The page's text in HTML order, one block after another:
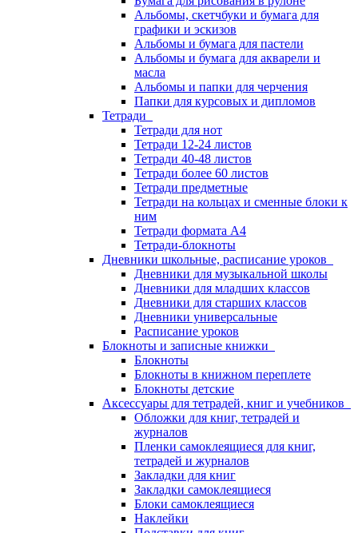
Альбомы, скетчбуки и бумага для
графики и эскизов
Альбомы и бумага для пастели
Альбомы и бумага для акварели и
масла
Альбомы и папки для черчения
Папки для курсовых и дипломов
Тетради
Тетради для нот
Тетради 12-24 листов
Тетради 40-48 листов
Тетради более 60 листов
Тетради предметные
Тетради на кольцах и сменные блоки к
ним
Тетради формата А4
Тетради-блокноты
Дневники школьные, расписание уроков
Дневники для музыкальной школы
Дневники для младших классов
Дневники для старших классов
Дневники универсальные
Расписание уроков
Блокноты и записные книжки
Блокноты
Блокноты в книжном переплете
Блокноты детские
Аксессуары для тетрадей, книг и учебников
Обложки для книг, тетрадей и
журналов
Пленки самоклеящиеся для книг,
тетрадей и журналов
Закладки для книг
Закладки самоклеящиеся
Блоки самоклеящиеся
Наклейки